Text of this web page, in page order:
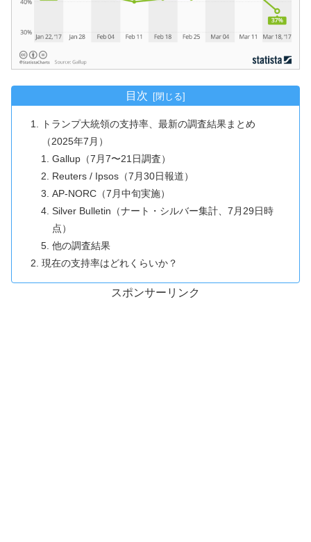
目次
トランプ大統領の支持率、最新の調査結果まとめ
（2025年7月）
Gallup（7月7〜21日調査）
Reuters / Ipsos（7月30日報道）
AP‑NORC（7月中旬実施）
Silver Bulletin（ナート・シルバー集計、7月29日時
点）
他の調査結果
現在の支持率はどれくらいか？
スポンサーリンク